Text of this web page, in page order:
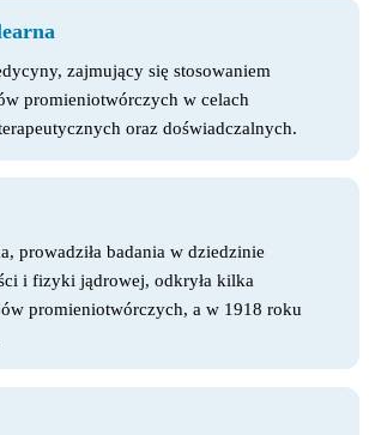
zajmujący się stosowaniem
promieniotwórczych w celach
oraz doświadczalnych.
prowadziła badania w dziedzinie
i fizyki jądrowej, odkryła kilka
promieniotwórczych, a w 1918 roku